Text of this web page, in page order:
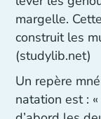
margelle.
construit les
(studylib.net)
Un repère
natation est :